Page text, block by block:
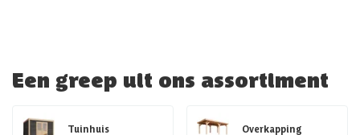
Een greep uit ons assortiment
Tuinhuis Overkapping